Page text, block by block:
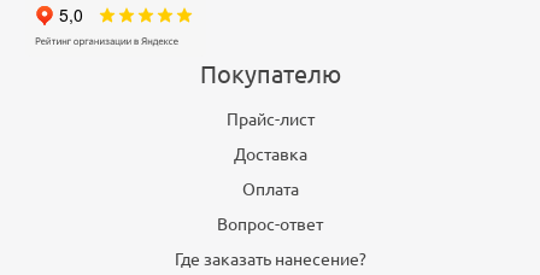
Покупателю
Прайс-лист
Доставка
Оплата
Вопрос-ответ
Где заказать нанесение?